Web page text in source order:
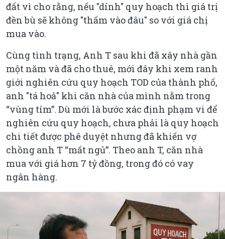
đất vì cho rằng, nếu "dính" quy hoạch thì giá trị
đền bù sẽ không "thấm vào đâu" so với giá chị
mua vào.
Cùng tình trạng, Anh T sau khi đã xây nhà gần
một năm và đã cho thuê, mới đây khi xem ranh
giới nghiên cứu quy hoạch TOD của thành phố,
anh "tá hoả" khi căn nhà của mình nằm trong
“vùng tím”. Dù mới là bước xác định phạm vi để
nghiên cứu quy hoạch, chưa phải là quy hoạch
chi tiết được phê duyệt nhưng đã khiến vợ
chồng anh T “mất ngủ”. Theo anh T, căn nhà
mua với giá hơn 7 tỷ đồng, trong đó có vay
ngân hàng.